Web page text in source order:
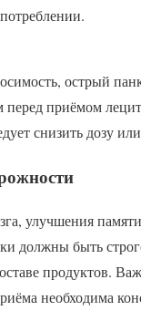
острый
приёмом
снизить дозу
улучшения
должны быть
продуктов.
необходима